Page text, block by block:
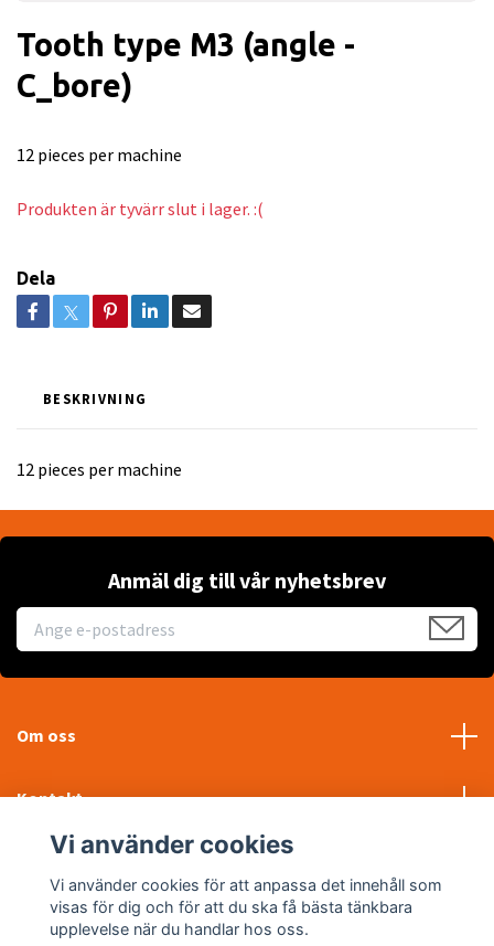
Tooth type M3 (angle -
C_bore)
12 pieces per machine
Produkten är tyvärr slut i lager. :(
Dela
BESKRIVNING
12 pieces per machine
Anmäl dig till vår nyhetsbrev
Om oss
Kontakt
Sociala medier
Vi använder cookies
Vi använder cookies för att anpassa det innehåll som
visas för dig och för att du ska få bästa tänkbara
upplevelse när du handlar hos oss.